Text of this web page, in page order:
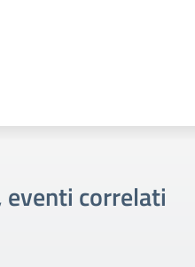
correlati